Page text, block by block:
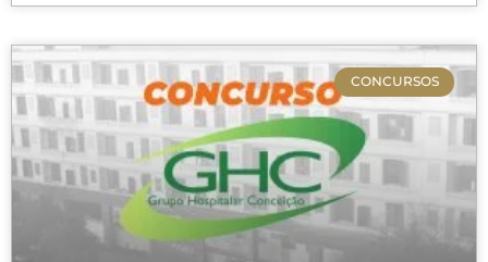
CONCURSOS